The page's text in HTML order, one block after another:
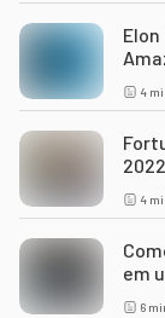
4
4
em
6